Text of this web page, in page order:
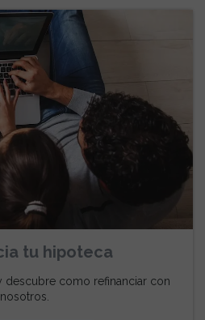
tu hipoteca
descubre como refinanciar con
nosotros.